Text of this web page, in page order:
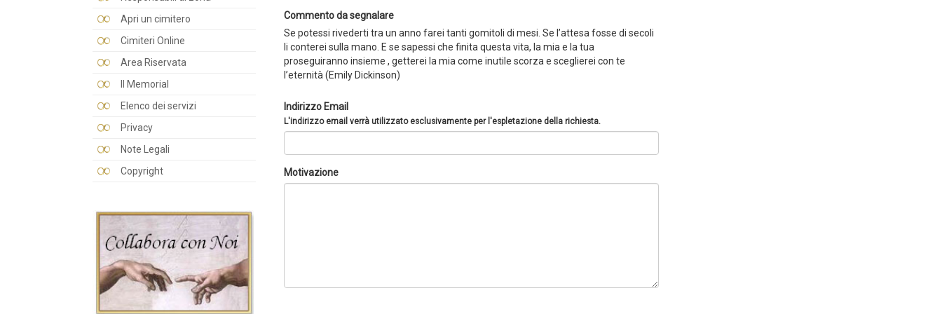
Apri un cimitero
Cimiteri Online
Area Riservata
Il Memorial
Elenco dei servizi
Privacy
Note Legali
Copyright
Commento da segnalare
Se potessi rivederti tra un anno farei tanti gomitoli di mesi. Se l’attesa fosse di secoli
li conterei sulla mano. E se sapessi che finita questa vita, la mia e la tua
proseguiranno insieme , getterei la mia come inutile scorza e sceglierei con te
l’eternità (Emily Dickinson)
Indirizzo Email
L'indirizzo email verrà utilizzato esclusivamente per l'espletazione della richiesta.
Motivazione